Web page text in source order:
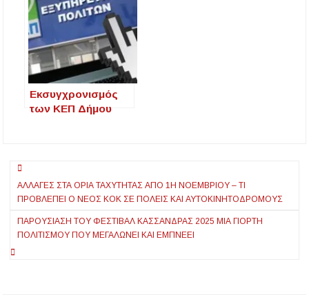
πλαίσιο του έργου
«Εκσυγχρονισμός
των ΚΕΠ».
Εκσυγχρονισμός
των ΚΕΠ Δήμου
Πλοήγηση
άρθρων
ΑΛΛΑΓΈΣ ΣΤΑ ΌΡΙΑ ΤΑΧΎΤΗΤΑΣ ΑΠΌ 1Η ΝΟΕΜΒΡΊΟΥ – ΤΙ
ΠΡΟΒΛΈΠΕΙ Ο ΝΈΟΣ ΚΟΚ ΣΕ ΠΌΛΕΙΣ ΚΑΙ ΑΥΤΟΚΙΝΗΤΌΔΡΟΜΟΥΣ
ΠΑΡΟΥΣΊΑΣΗ ΤΟΥ ΦΕΣΤΙΒΆΛ ΚΑΣΣΆΝΔΡΑΣ 2025 ΜΙΑ ΓΙΟΡΤΉ
ΠΟΛΙΤΙΣΜΟΎ ΠΟΥ ΜΕΓΑΛΏΝΕΙ ΚΑΙ ΕΜΠΝΈΕΙ